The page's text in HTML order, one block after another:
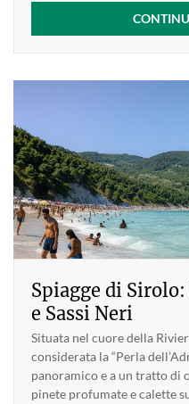
Spiagge di
e Sassi Neri
Situata nel cuore della
considerata la “Perla
panoramico e a un tratto di
pinete profumate e calette